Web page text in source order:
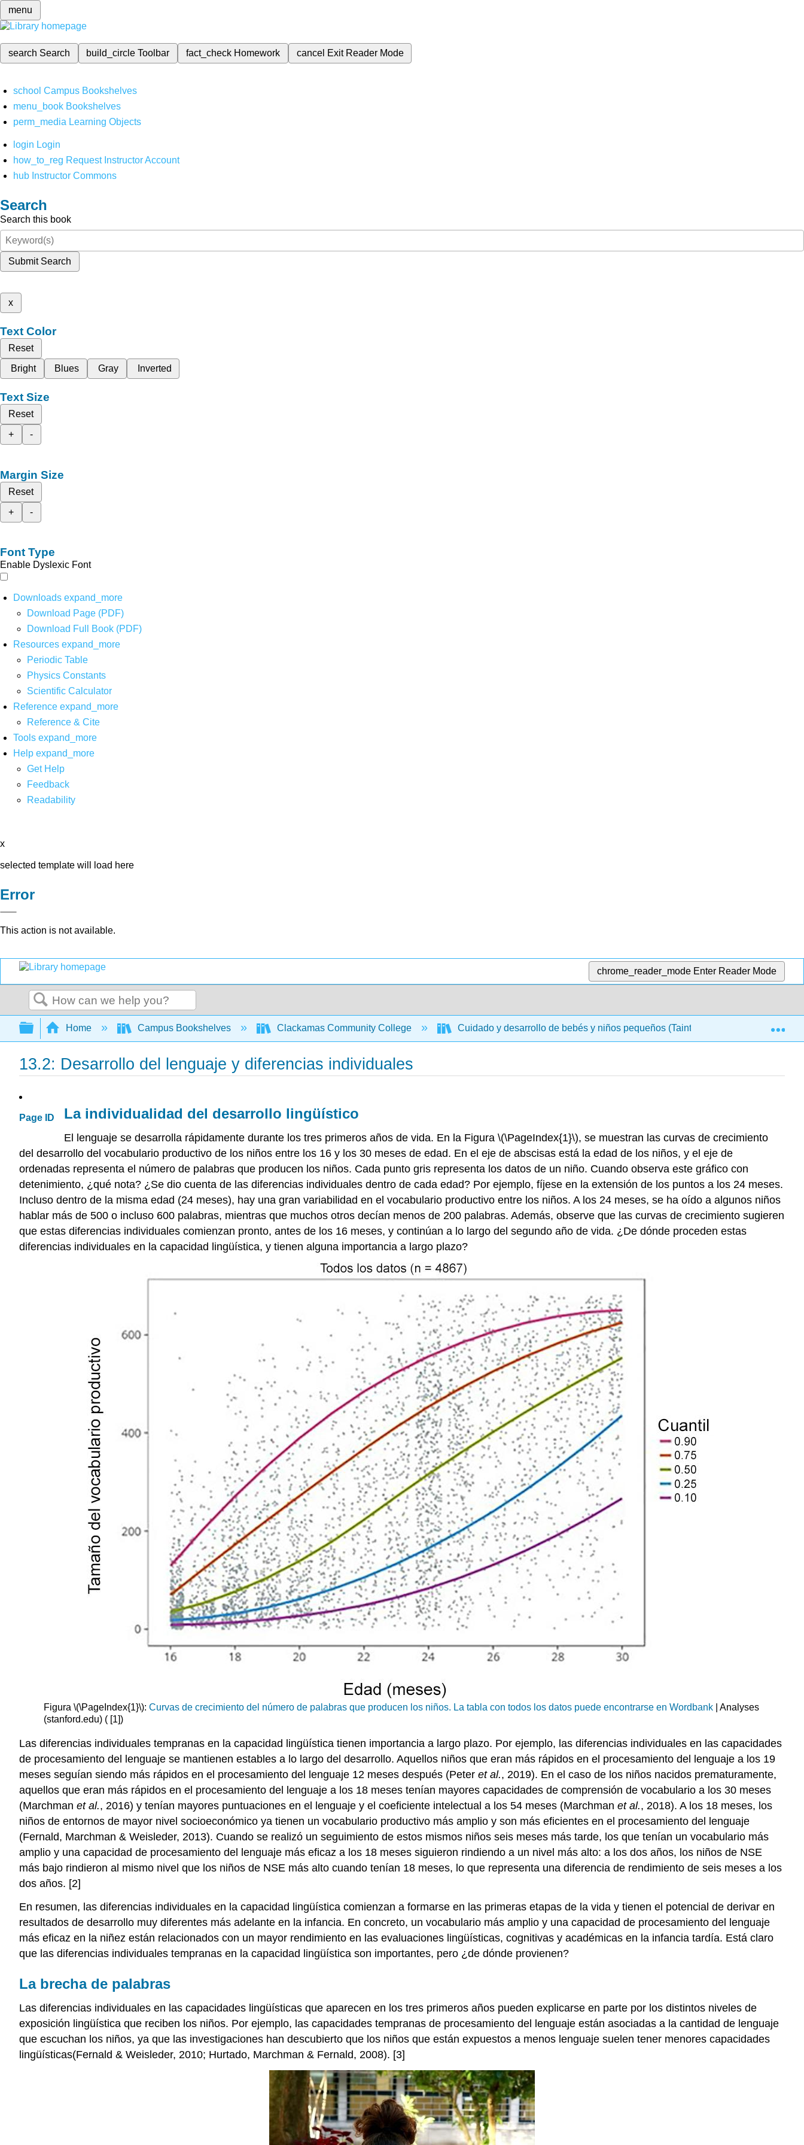
menu
search Search build_circleToolbar fact_check Homework cancel Exit Reader Mode
school Campus Bookshelves
menu_book Bookshelves
perm_media Learning Objects
login Login
how_to_reg Request Instructor Account
hub Instructor Commons
Search
Search this book
Submit Search
x
Text Color
Reset
Bright
Blues Gray Inverted
Text Size
Reset
+
-
Margin Size
Reset
+
-
Font Type
Enable Dyslexic Font
Downloads expand_more
Download Page (PDF)
Download Full Book (PDF)
Resources expand_more
Periodic Table
Physics Constants
Scientific Calculator
Reference expand_more
Reference & Cite
Tools expand_more
Help expand_more
Get Help
Feedback
Readability
x
selected template will load here
Error
This action is not available.
chrome_reader_mode Enter Reader Mode
Search
Expand/collapse global hierarchy
Home Campus Bookshelves Clackamas Community College Cuidado y desarrollo de bebés y niños pequeños (Taintor y LaMarr)
13.2: Desarrollo del lenguaje y diferencias individuales
Page ID La individualidad del desarrollo lingüístico
El lenguaje se desarrolla rápidamente durante los tres primeros años de vida. En la Figura \(\PageIndex{1}\), se muestran las curvas de crecimiento
del desarrollo del vocabulario productivo de los niños entre los 16 y los 30 meses de edad. En el eje de abscisas está la edad de los niños, y el eje de
ordenadas representa el número de palabras que producen los niños. Cada punto gris representa los datos de un niño. Cuando observa este gráfico con
detenimiento, ¿qué nota? ¿Se dio cuenta de las diferencias individuales dentro de cada edad? Por ejemplo, fíjese en la extensión de los puntos a los 24 meses.
Incluso dentro de la misma edad (24 meses), hay una gran variabilidad en el vocabulario productivo entre los niños. A los 24 meses, se ha oído a algunos niños
hablar más de 500 o incluso 600 palabras, mientras que muchos otros decían menos de 200 palabras. Además, observe que las curvas de crecimiento sugieren
que estas diferencias individuales comienzan pronto, antes de los 16 meses, y continúan a lo largo del segundo año de vida. ¿De dónde proceden estas
diferencias individuales en la capacidad lingüística, y tienen alguna importancia a largo plazo?
Figura \(\PageIndex{1}\):Curvas de crecimiento del número de palabras que producen los niños. La tabla con todos los datos puede encontrarse en Wordbank | Analyses
(stanford.edu) ( [1])
Las diferencias individuales tempranas en la capacidad lingüística tienen importancia a largo plazo. Por ejemplo, las diferencias individuales en las capacidades
de procesamiento del lenguaje se mantienen estables a lo largo del desarrollo. Aquellos niños que eran más rápidos en el procesamiento del lenguaje a los 19
meses seguían siendo más rápidos en el procesamiento del lenguaje 12 meses después (Peter et al., 2019). En el caso de los niños nacidos prematuramente,
aquellos que eran más rápidos en el procesamiento del lenguaje a los 18 meses tenían mayores capacidades de comprensión de vocabulario a los 30 meses
(Marchman et al., 2016) y tenían mayores puntuaciones en el lenguaje y el coeficiente intelectual a los 54 meses (Marchman et al., 2018). A los 18 meses, los
niños de entornos de mayor nivel socioeconómico ya tienen un vocabulario productivo más amplio y son más eficientes en el procesamiento del lenguaje
(Fernald, Marchman & Weisleder, 2013). Cuando se realizó un seguimiento de estos mismos niños seis meses más tarde, los que tenían un vocabulario más
amplio y una capacidad de procesamiento del lenguaje más eficaz a los 18 meses siguieron rindiendo a un nivel más alto: a los dos años, los niños de NSE
más bajo rindieron al mismo nivel que los niños de NSE más alto cuando tenían 18 meses, lo que representa una diferencia de rendimiento de seis meses a los
dos años. [2]
En resumen, las diferencias individuales en la capacidad lingüística comienzan a formarse en las primeras etapas de la vida y tienen el potencial de derivar en
resultados de desarrollo muy diferentes más adelante en la infancia. En concreto, un vocabulario más amplio y una capacidad de procesamiento del lenguaje
más eficaz en la niñez están relacionados con un mayor rendimiento en las evaluaciones lingüísticas, cognitivas y académicas en la infancia tardía. Está claro
que las diferencias individuales tempranas en la capacidad lingüística son importantes, pero ¿de dónde provienen?
La brecha de palabras
Las diferencias individuales en las capacidades lingüísticas que aparecen en los tres primeros años pueden explicarse en parte por los distintos niveles de
exposición lingüística que reciben los niños. Por ejemplo, las capacidades tempranas de procesamiento del lenguaje están asociadas a la cantidad de lenguaje
que escuchan los niños, ya que las investigaciones han descubierto que los niños que están expuestos a menos lenguaje suelen tener menores capacidades
lingüísticas(Fernald & Weisleder, 2010; Hurtado, Marchman & Fernald, 2008). [3]